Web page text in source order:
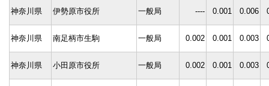
神奈川県 伊勢原市役所 一般局 ---- 0.001 0.006
神奈川県 南足柄市生駒 一般局 0.002 0.001 0.003
神奈川県 小田原市役所 一般局 0.002 0.001 0.003